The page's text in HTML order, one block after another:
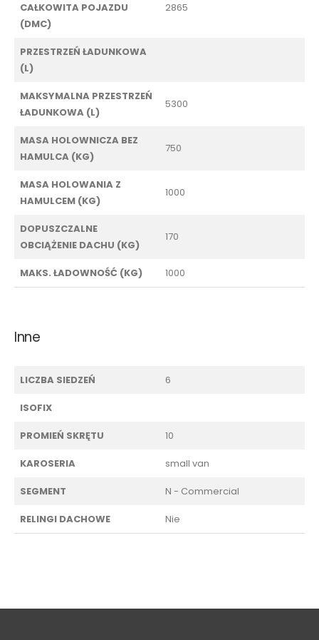
CAŁKOWITA POJAZDU
(DMC)
2865
PRZESTRZEŃ ŁADUNKOWA
(L)
MAKSYMALNA PRZESTRZEŃ
ŁADUNKOWA (L)
5300
MASA HOLOWNICZA BEZ
HAMULCA (KG)
750
MASA HOLOWANIA Z
HAMULCEM (KG)
1000
DOPUSZCZALNE
OBCIĄŻENIE DACHU (KG)
170
MAKS. ŁADOWNOŚĆ (KG) 1000
Inne
LICZBA SIEDZEŃ 6
ISOFIX
PROMIEŃ SKRĘTU 10
KAROSERIA small van
SEGMENT N - Commercial
RELINGI DACHOWE Nie